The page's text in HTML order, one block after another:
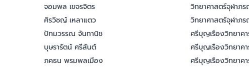
จอมพล เขจรจิตร
วิทยาศาสตร์จุฬาภ
ศิรวิชญ์ เหลาแตว
วิทยาศาสตร์จุฬาภ
ปัทมวรรณ จันทานิช
ศรีบุญเรืองวิทยาค
บุษรารัตน์ ศรีสันต์
ศรีบุญเรืองวิทยาค
ภคธน พรมพลเมือง
ศรีบุญเรืองวิทยาค